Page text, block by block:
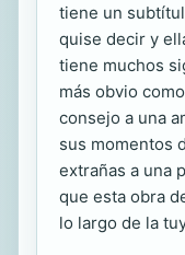
tiene un
quise decir y
tiene muchos
más obvio
consejo a una
sus momentos
extrañas a una
que esta obra
lo largo de la